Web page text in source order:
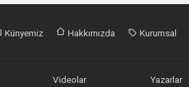
Künyemiz Hakkımızda Kurumsal
Videolar Yazarlar